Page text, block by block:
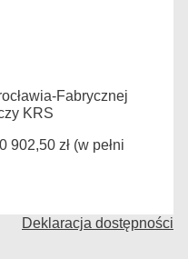
Fabrycznej
KRS
902,50 zł (w pełni
Deklaracja dostępności